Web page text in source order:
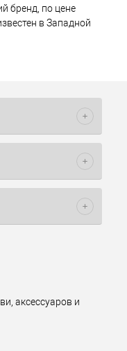
бренд, по цене
в Западной
аксессуаров и